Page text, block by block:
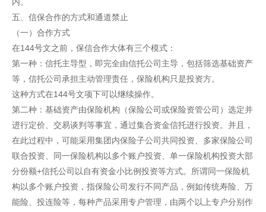
五、信保合作的方式和通道禁止
（一）合作方式
在144号文之前，保信合作大体有三个模式：
第一种：信托主导型，即完全由信托公司主导，包括筛选基础资产
等，信托公司承担主动管理责任，保险机构只是投资方。
这种方式在144号文项下可以继续操作。
第二种：基础资产由保险机构（保险公司或保险资管公司）选定并
进行定价、交易谈判等事宜，通过集合资金信托进行投资。并且，
在此过程中，可能采用集团内保险子公司共同投资、多家保险公司
联合投资、同一保险机构以多个账户投资、单一保险机构投资大部
分份额+信托公司以自有资金小比例投资等方式。所谓同一保险机
构以多个账户投资，指保险公司发行不同产品，例如传统寿险、万
能险、投连险等，每种产品采用专户管理，由两个以上专户分别作